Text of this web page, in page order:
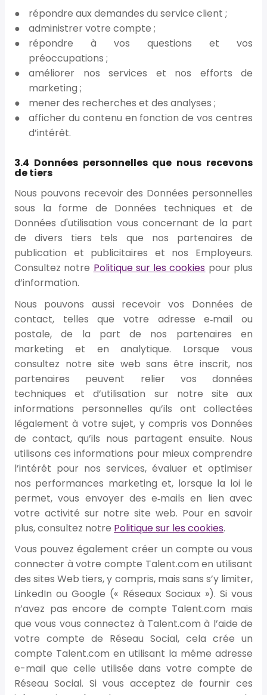
répondre aux demandes du service client ;
administrer votre compte ;
répondre à vos questions et vos
préoccupations ;
améliorer nos services et nos efforts de
marketing ;
mener des recherches et des analyses ;
afficher du contenu en fonction de vos centres
d’intérêt.
3.4 Données personnelles que nous recevons
de tiers
Nous pouvons recevoir des Données personnelles
sous la forme de Données techniques et de
Données d'utilisation vous concernant de la part
de divers tiers tels que nos partenaires de
publication et publicitaires et nos Employeurs.
Consultez notre Politique sur les cookies pour plus
d’information.
Nous pouvons aussi recevoir vos Données de
contact, telles que votre adresse e‑mail ou
postale, de la part de nos partenaires en
marketing et en analytique. Lorsque vous
consultez notre site web sans être inscrit, nos
partenaires peuvent relier vos données
techniques et d’utilisation sur notre site aux
informations personnelles qu’ils ont collectées
légalement à votre sujet, y compris vos Données
de contact, qu’ils nous partagent ensuite. Nous
utilisons ces informations pour mieux comprendre
l’intérêt pour nos services, évaluer et optimiser
nos performances marketing et, lorsque la loi le
permet, vous envoyer des e‑mails en lien avec
votre activité sur notre site web. Pour en savoir
plus, consultez notre Politique sur les cookies.
Vous pouvez également créer un compte ou vous
connecter à votre compte Talent.com en utilisant
des sites Web tiers, y compris, mais sans s’y limiter,
LinkedIn ou Google (« Réseaux Sociaux »). Si vous
n’avez pas encore de compte Talent.com mais
que vous vous connectez à Talent.com à l’aide de
votre compte de Réseau Social, cela crée un
compte Talent.com en utilisant la même adresse
e-mail que celle utilisée dans votre compte de
Réseau Social. Si vous acceptez de fournir ces